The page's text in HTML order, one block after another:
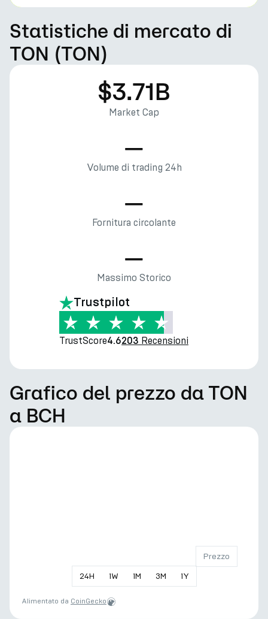
Statistiche di mercato di
TON (TON)
$3.71B
Market Cap
—
Volume di trading 24h
—
Fornitura circolante
—
Massimo Storico
Trustpilot
TrustScore4.6203 Recensioni
Grafico del prezzo da TON
a BCH
24H 1W 1M 3M 1Y
Prezzo
Alimentato da CoinGecko